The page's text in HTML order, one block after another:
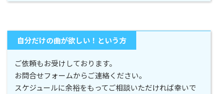
自分だけの曲が欲しい！という方
ご依頼もお受けしております。
お問合せフォームからご連絡ください。
スケジュールに余裕をもってご相談いただければ幸いで